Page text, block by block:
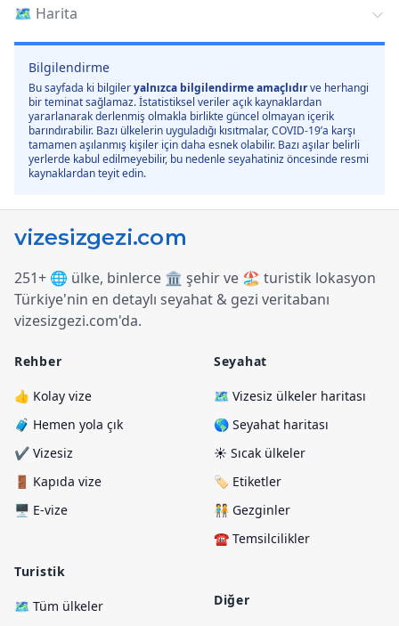
🗺️ Harita
Bilgilendirme
Bu sayfada ki bilgileryalnızca bilgilendirme amaçlıdırve herhangi
bir teminat sağlamaz. İstatistiksel veriler açık kaynaklardan
yararlanarak derlenmiş olmakla birlikte güncel olmayan içerik
barındırabilir. Bazı ülkelerin uyguladığı kısıtmalar, COVID-19’a karşı
tamamen aşılanmış kişiler için daha esnek olabilir. Bazı aşılar belirli
yerlerde kabul edilmeyebilir, bu nedenle seyahatiniz öncesinde resmi
kaynaklardan teyit edin.
251+ 🌐 ülke, binlerce 🏛️ şehir ve 🏖️ turistik lokasyon
Türkiye'nin en detaylı seyahat & gezi veritabanı
vizesizgezi.com'da.
Rehber
👍 Kolay vize
🧳 Hemen yola çık
✔️ Vizesiz
🚪 Kapıda vize
🖥️ E-vize
Turistik
🗺️ Tüm ülkeler
Seyahat
🗺️ Vizesiz ülkeler haritası
🌎 Seyahat haritası
☀️ Sıcak ülkeler
🏷️ Etiketler
🧑‍🤝‍🧑 Gezginler
☎️ Temsilcilikler
Diğer